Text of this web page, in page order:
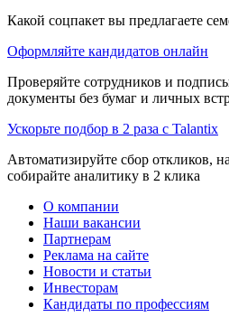
Какой соцпакет вы предлагаете
Оформляйте кандидатов онлайн
Проверяйте сотрудников и
документы без бумаг и личных
Ускорьте подбор в 2 раза с Talantix
Автоматизируйте сбор откликов,
собирайте аналитику в 2 клика
О компании
Наши вакансии
Партнерам
Реклама на сайте
Новости и статьи
Инвесторам
Кандидаты по профессиям